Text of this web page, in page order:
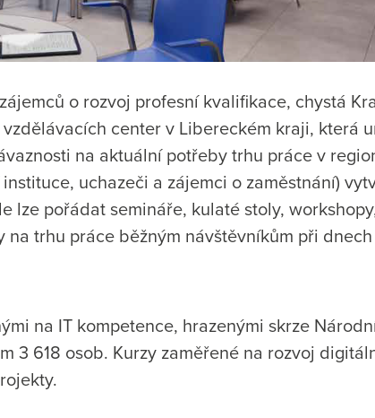
o rozvoj profesní kvalifikace, chystá
center v Libereckém kraji, která
na aktuální potřeby trhu práce v
uchazeči a zájemci o zaměstnání)
lze pořádat semináře, kulaté stoly,
trhu práce běžným návštěvníkům při
na IT kompetence, hrazenými skrze
3 618 osob. Kurzy zaměřené na rozvoj